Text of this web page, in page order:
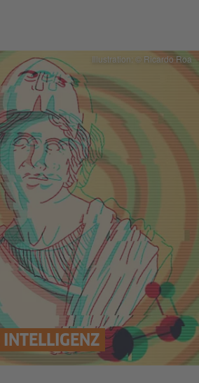
Illustration: © Ricardo Roa